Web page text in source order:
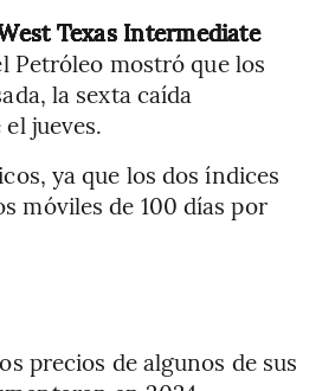
Texas Intermediate
Petróleo mostró que los
la sexta caída
jueves.
ya que los dos índices
móviles de 100 días por
precios de algunos de sus